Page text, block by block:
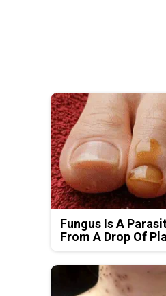
Fungus Is A
From A Drop Of